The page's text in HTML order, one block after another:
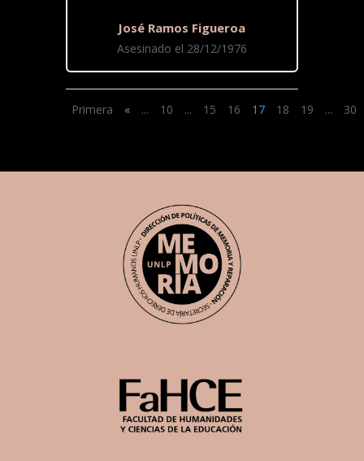
José Ramos Figueroa
Asesinado el 28/12/1976
Primera « ... 10 ... 15 16 17 18 19 ... 30